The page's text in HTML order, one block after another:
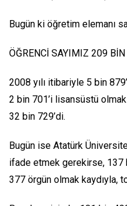
Bugün ki öğretim elemanı
ÖĞRENCİ SAYIMIZ 209
2008 yılı itibariyle 5 bin
2 bin 701’i lisansüstü
32 bin 729’di.
Bugün ise Atatürk
ifade etmek gerekirse, 137
377 örgün olmak kaydıyla,